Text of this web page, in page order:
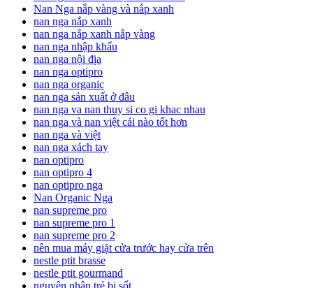
Nan Nga nắp vàng và nắp xanh
nan nga nắp xanh
nan nga nắp xanh nắp vàng
nan nga nhập khẩu
nan nga nội địa
nan nga optipro
nan nga organic
nan nga sản xuất ở đâu
nan nga va nan thuy si co gi khac nhau
nan nga và nan việt cái nào tốt hơn
nan nga và việt
nan nga xách tay
nan optipro
nan optipro 4
nan optipro nga
Nan Organic Nga
nan supreme pro
nan supreme pro 1
nan supreme pro 2
nên mua máy giặt cửa trước hay cửa trên
nestle ptit brasse
nestle ptit gourmand
nguyên nhân trẻ bị sốt